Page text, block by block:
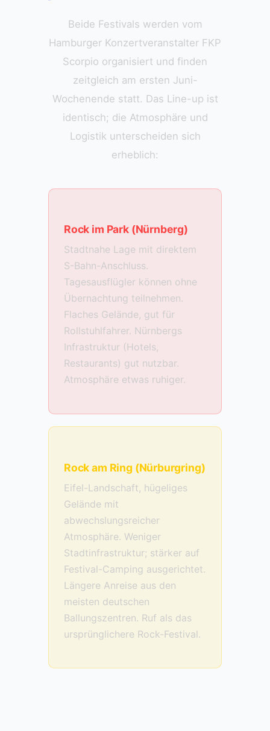
Beide Festivals werden vom
Hamburger Konzertveranstalter FKP
Scorpio organisiert und finden
zeitgleich am ersten Juni-
Wochenende statt. Das Line-up ist
identisch; die Atmosphäre und
Logistik unterscheiden sich
erheblich:
Rock im Park (Nürnberg)
Stadtnahe Lage mit direktem
S-Bahn-Anschluss.
Tagesausflügler können ohne
Übernachtung teilnehmen.
Flaches Gelände, gut für
Rollstuhlfahrer. Nürnbergs
Infrastruktur (Hotels,
Restaurants) gut nutzbar.
Atmosphäre etwas ruhiger.
Rock am Ring (Nürburgring)
Eifel-Landschaft, hügeliges
Gelände mit
abwechslungsreicher
Atmosphäre. Weniger
Stadtinfrastruktur; stärker auf
Festival-Camping ausgerichtet.
Längere Anreise aus den
meisten deutschen
Ballungszentren. Ruf als das
ursprünglichere Rock-Festival.